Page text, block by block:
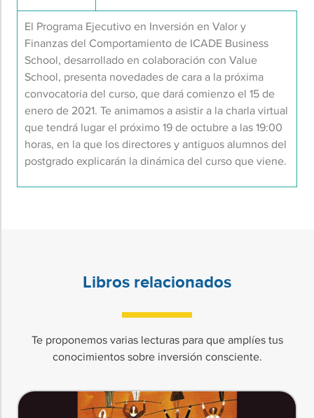
El Programa Ejecutivo en Inversión en Valor y
Finanzas del Comportamiento de ICADE Business
School, desarrollado en colaboración con Value
School, presenta novedades de cara a la próxima
convocatoria del curso, que dará comienzo el 15 de
enero de 2021. Te animamos a asistir a la charla virtual
que tendrá lugar el próximo 19 de octubre a las 19:00
horas, en la que los directores y antiguos alumnos del
postgrado explicarán la dinámica del curso que viene.
Libros relacionados
Te proponemos varias lecturas para que amplíes tus
conocimientos sobre inversión consciente.